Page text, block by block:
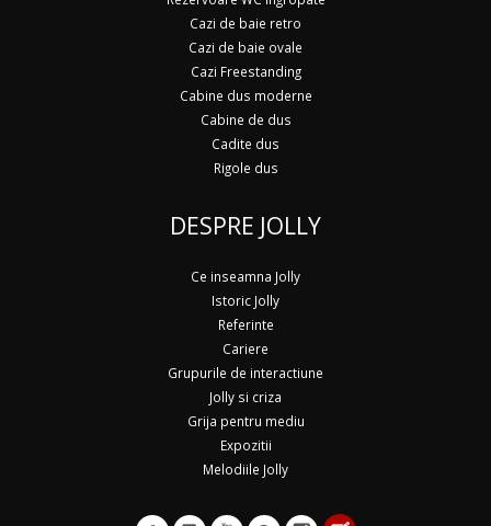
Cazi de baie retro
Cazi de baie ovale
Cazi Freestanding
Cabine dus moderne
Cabine de dus
Cadite dus
Rigole dus
DESPRE JOLLY
Ce inseamna Jolly
Istoric Jolly
Referinte
Cariere
Grupurile de interactiune
Jolly si criza
Grija pentru mediu
Expozitii
Melodiile Jolly